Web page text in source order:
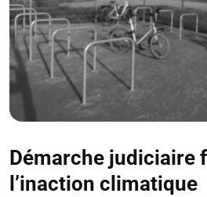
Démarche judiciaire
l’inaction climatique